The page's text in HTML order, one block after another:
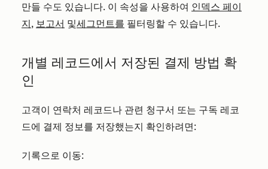
만들 수도 있습니다. 이 속성을 사용하여 인덱스 페이
지, 보고서 및세그먼트를 필터링할 수 있습니다.
개별 레코드에서 저장된 결제 방법 확
인
고객이 연락처 레코드나 관련 청구서 또는 구독 레코
드에 결제 정보를 저장했는지 확인하려면:
기록으로 이동: